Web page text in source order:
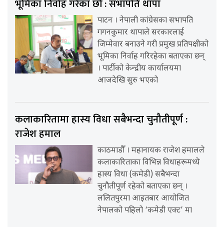
भूमिका निर्वाह गरेका छौँ : सभापति थापा
पाटन । नेपाली कांग्रेसका सभापति
गगनकुमार थापाले सरकारलाई
जिम्मेवार बनाउने गरी प्रमुख प्रतिपक्षीको
भूमिका निर्वाह गरिरहेका बताएका छन्
। पार्टीको केन्द्रीय कार्यालयमा
आजदेखि सुरु भएको
कलाकारितामा हास्य विधा सबैभन्दा चुनौतीपूर्ण :
राजेश हमाल
काठमाडौँ । महानायक राजेश हमालले
कलाकारिताका विभिन्न विधाहरूमध्ये
हास्य विधा (कमेडी) सबैभन्दा
चुनौतीपूर्ण रहेको बताएका छन् ।
ललितपुरमा आइतबार आयोजित
नेपालको पहिलो ‘कमेडी एक्ट’ मा